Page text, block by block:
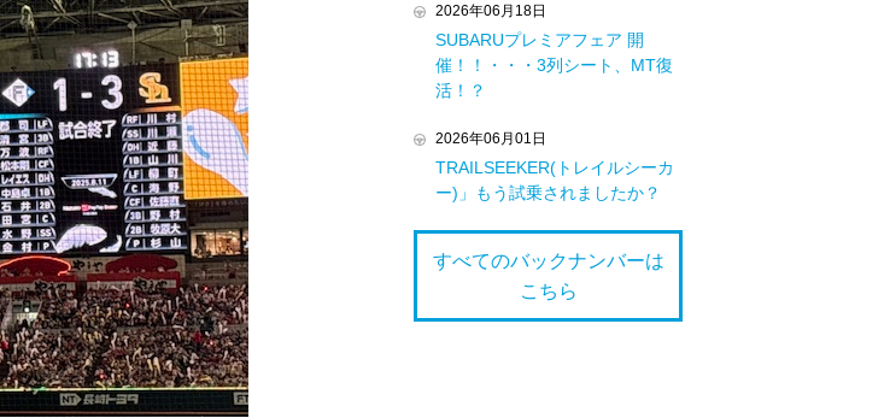
2026年06月18日
SUBARUプレミアフェア 開
催！！・・・3列シート、MT復
活！？
2026年06月01日
TRAILSEEKER(トレイルシーカ
ー)」もう試乗されましたか？
すべてのバックナンバーは
こちら